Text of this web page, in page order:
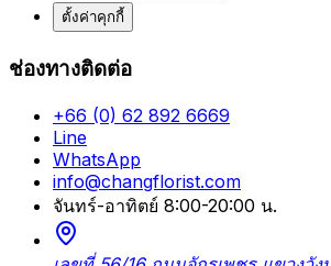
ตั้งค่าคุกกี้
ช่องทางติดต่อ
+66 (0) 62 892 6669
Line
WhatsApp
info@changflorist.com
จันทร์-อาทิตย์ 8:00-20:00 น.